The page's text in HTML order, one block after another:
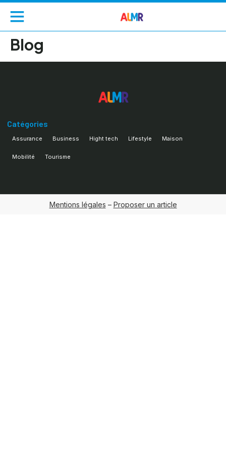
Blog
Catégories
Assurance Business Hight tech Lifestyle Maison
Mobilité Tourisme
Mentions légales – Proposer un article